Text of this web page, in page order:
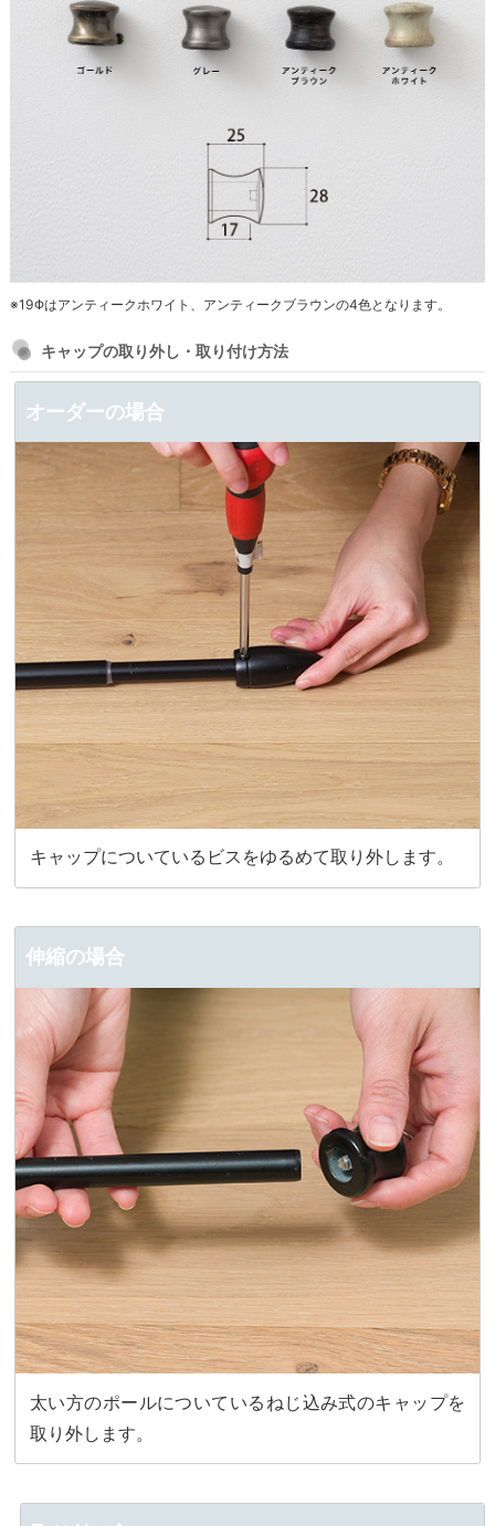
※19Φはアンティークホワイト、アンティークブラウンの4色となります。
キャップの取り外し・取り付け方法
オーダーの場合
キャップについているビスをゆるめて取り外します。
伸縮の場合
太い方のポールについているねじ込み式のキャップを
取り外します。